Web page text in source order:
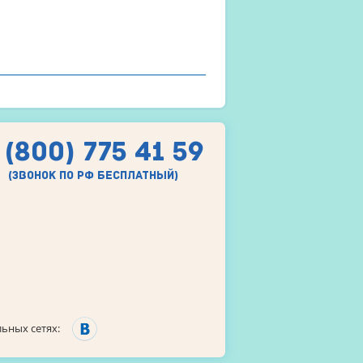
775 41 59
(звонок по рф бесплатный)
сетях: